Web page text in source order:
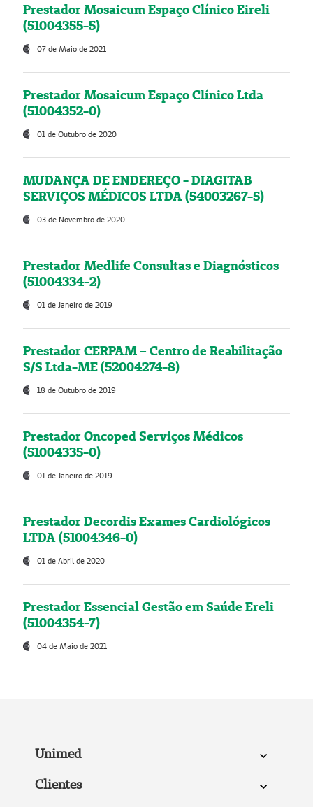
Prestador Mosaicum Espaço Clínico Eireli
(51004355-5)
07 de Maio de 2021
Prestador Mosaicum Espaço Clínico Ltda
(51004352-0)
01 de Outubro de 2020
MUDANÇA DE ENDEREÇO - DIAGITAB
SERVIÇOS MÉDICOS LTDA (54003267-5)
03 de Novembro de 2020
Prestador Medlife Consultas e Diagnósticos
(51004334-2)
01 de Janeiro de 2019
Prestador CERPAM – Centro de Reabilitação
S/S Ltda-ME (52004274-8)
18 de Outubro de 2019
Prestador Oncoped Serviços Médicos
(51004335-0)
01 de Janeiro de 2019
Prestador Decordis Exames Cardiológicos
LTDA (51004346-0)
01 de Abril de 2020
Prestador Essencial Gestão em Saúde Ereli
(51004354-7)
04 de Maio de 2021
Unimed
Clientes